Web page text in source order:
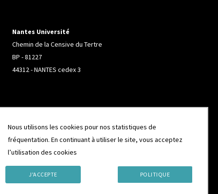
Nantes Université
Chemin de la Censive du Tertre
BP - 81227
44312 - NANTES cedex 3
Campus de Beaulieu
263 Avenue Général Leclerc
CS 74205
35042 - RENNES cedex
Nous utilisons les cookies pour nos statistiques de
fréquentation. En continuant à utiliser le site, vous acceptez
l’utilisation des cookies
J'ACCEPTE POLITIQUE